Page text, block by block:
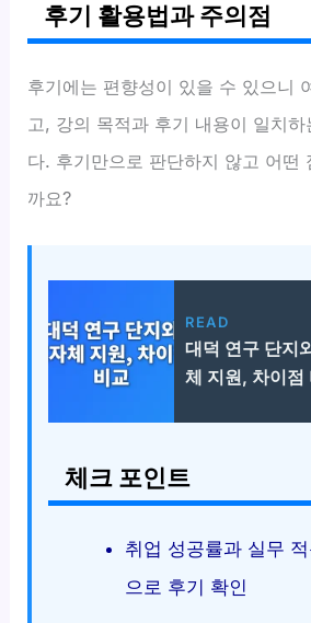
후기 활용법과 주의점
후기에는 편향성이 있을 수 있으니
고, 강의 목적과 후기 내용이 일치
다. 후기만으로 판단하지 않고 어떤
까요?
READ
대덕 연구 단지
체 지원, 차이점
체크 포인트
취업 성공률과 실무
으로 후기 확인